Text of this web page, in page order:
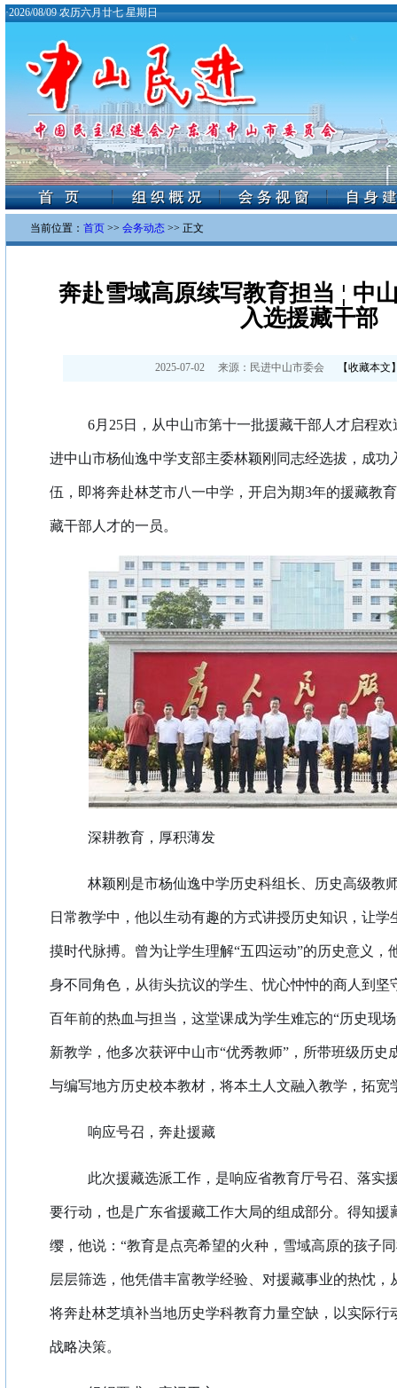
·2026/08/09 农历六月廿七 星期日
当前位置： 首页 >> 会务动态 >> 正文
奔赴雪域高原续写教育担当 ¦ 中
入选援藏干部
2025-07-02 来源： 民进中山市委会 【收藏本文
6月25日，从中山市第十一批援藏干部人才启程
进中山市杨仙逸中学支部主委林颖刚同志经选拔，成功
伍，即将奔赴林芝市八一中学，开启为期3年的援藏教
藏干部人才的一员。
深耕教育，厚积薄发
林颖刚是市杨仙逸中学历史科组长、历史高级教
日常教学中，他以生动有趣的方式讲授历史知识，让学
摸时代脉搏。曾为让学生理解“五四运动”的历史意义，
身不同角色，从街头抗议的学生、忧心忡忡的商人到坚
百年前的热血与担当，这堂课成为学生难忘的“历史现
新教学，他多次获评中山市“优秀教师”，所带班级历史
与编写地方历史校本教材，将本土人文融入教学，拓宽
响应号召，奔赴援藏
此次援藏选派工作，是响应省教育厅号召、落实
要行动，也是广东省援藏工作大局的组成部分。得知援
缨，他说：“教育是点亮希望的火种，雪域高原的孩子
层层筛选，他凭借丰富教学经验、对援藏事业的热忱，
将奔赴林芝填补当地历史学科教育力量空缺，以实际行
战略决策。